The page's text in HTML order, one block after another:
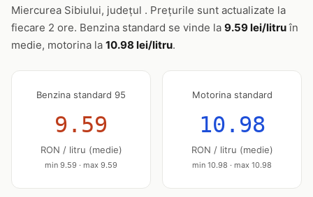
Miercurea Sibiului, județul . Prețurile sunt actualizate la
fiecare 2 ore. Benzina standard se vinde la 9.59 lei/litruîn
medie, motorina la 10.98 lei/litru.
Benzina standard 95
9.59
RON / litru (medie)
min 9.59 · max 9.59
Motorina standard
10.98
RON / litru (medie)
min 10.98 · max 10.98